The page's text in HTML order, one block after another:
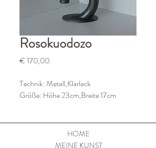
Rosokuodozo
€ 170,00
Technik: Metall,Klarlack
Größe: Höhe 23cm,Breite 17cm
HOME
MEINE KUNST